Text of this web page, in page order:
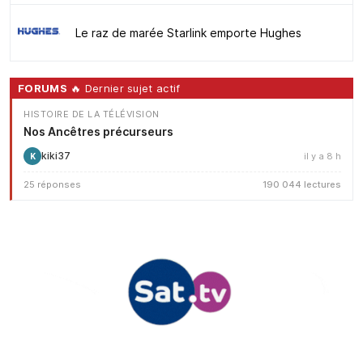
Le raz de marée Starlink emporte Hughes
FORUMS 🔥 Dernier sujet actif
HISTOIRE DE LA TÉLÉVISION
Nos Ancêtres précurseurs
K kiki37 il y a 8 h
25 réponses 190 044 lectures